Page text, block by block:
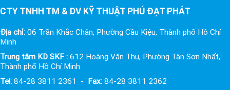
CTY TNHH TM & DV KỸ THUẬT PHÚ ĐẠT PHÁT
Địa chỉ: 06 Trần Khắc Chân, Phường Cầu Kiệu, Thành phố Hồ Chí
Minh
Trung tâm KD SKF : 612 Hoàng Văn Thụ, Phường Tân Sơn Nhất,
Thành phố Hồ Chí Minh
Tel: 84-28 3811 2361 - Fax: 84-28 3811 2362